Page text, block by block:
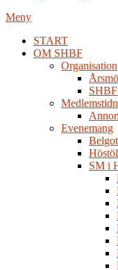
Meny
START
OM SHBF
Organisation
Evenemang
SM i